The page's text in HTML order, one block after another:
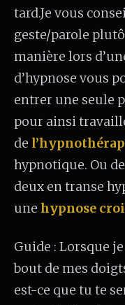
tard.Je vous
geste/parole
manière lors
d’hypnose vous
entrer une seule
pour ainsi
de
hypnotique. Ou
deux en transe
une hypnose
Guide : Lorsque
bout de mes
est-ce que tu te